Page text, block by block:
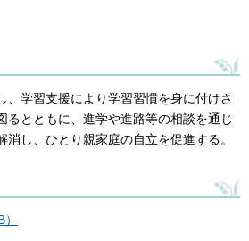
、学習支援により学習習慣を身に付けさ
るとともに、進学や進路等の相談を通じ
し、ひとり親家庭の自立を促進する。